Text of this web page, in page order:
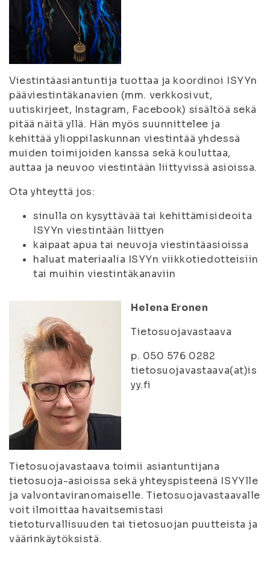
Viestintäasiantuntija tuottaa ja koordinoi ISYYn
pääviestintäkanavien (mm. verkkosivut,
uutiskirjeet, Instagram, Facebook) sisältöä sekä
pitää näitä yllä. Hän myös suunnittelee ja
kehittää ylioppilaskunnan viestintää yhdessä
muiden toimijoiden kanssa sekä kouluttaa,
auttaa ja neuvoo viestintään liittyvissä asioissa.
Ota yhteyttä jos:
sinulla on kysyttävää tai kehittämisideoita
ISYYn viestintään liittyen
kaipaat apua tai neuvoja viestintäasioissa
haluat materiaalia ISYYn viikkotiedotteisiin
tai muihin viestintäkanaviin
Helena Eronen
Tietosuojavastaava
p. 050 576 0282
tietosuojavastaava(at)is
yy.fi
Tietosuojavastaava toimii asiantuntijana
tietosuoja-asioissa sekä yhteyspisteenä ISYYlle
ja valvontaviranomaiselle. Tietosuojavastaavalle
voit ilmoittaa havaitsemistasi
tietoturvallisuuden tai tietosuojan puutteista ja
väärinkäytöksistä.